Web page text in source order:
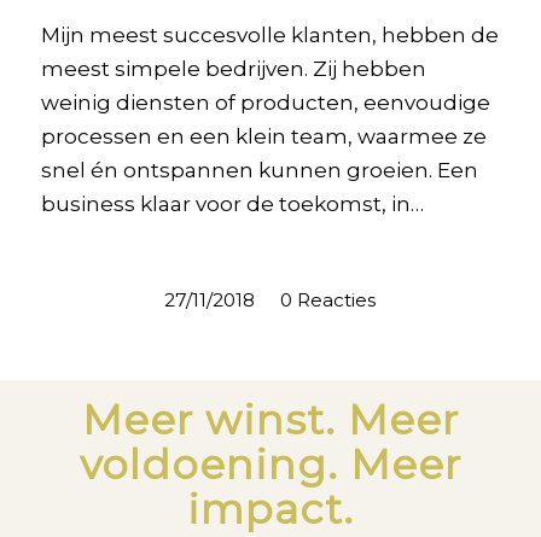
Mijn meest succesvolle klanten, hebben de
meest simpele bedrijven. Zij hebben
weinig diensten of producten, eenvoudige
processen en een klein team, waarmee ze
snel én ontspannen kunnen groeien. Een
business klaar voor de toekomst, in…
27/11/2018
/ 0 Reacties
Meer winst. Meer
voldoening. Meer
impact.